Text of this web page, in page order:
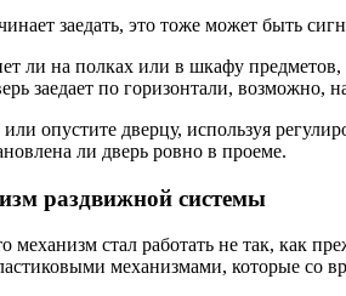
заедать, это тоже может быть
ли на полках или в шкафу
заедает по горизонтали, возможно,
опустите дверцу, используя
ли дверь ровно в проеме.
раздвижной системы
механизм стал работать не так, как
механизмами, которые со